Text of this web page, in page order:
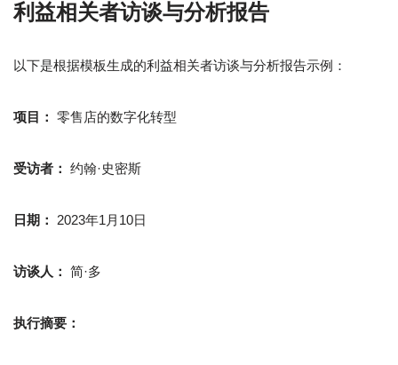
利益相关者访谈与分析报告
以下是根据模板生成的利益相关者访谈与分析报告示例：
项目： 零售店的数字化转型
受访者： 约翰·史密斯
日期： 2023年1月10日
访谈人： 简·多
执行摘要：